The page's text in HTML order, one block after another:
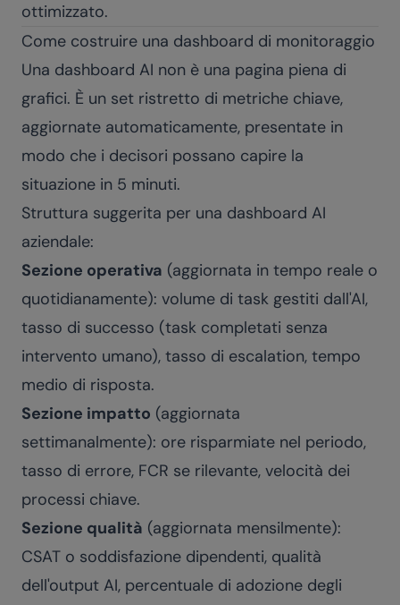
ottimizzato.
Come costruire una dashboard di monitoraggio
Una dashboard AI non è una pagina piena di
grafici. È un set ristretto di metriche chiave,
aggiornate automaticamente, presentate in
modo che i decisori possano capire la
situazione in 5 minuti.
Struttura suggerita per una dashboard AI
aziendale:
Sezione operativa (aggiornata in tempo reale o
quotidianamente): volume di task gestiti dall'AI,
tasso di successo (task completati senza
intervento umano), tasso di escalation, tempo
medio di risposta.
Sezione impatto (aggiornata
settimanalmente): ore risparmiate nel periodo,
tasso di errore, FCR se rilevante, velocità dei
processi chiave.
Sezione qualità (aggiornata mensilmente):
CSAT o soddisfazione dipendenti, qualità
dell'output AI, percentuale di adozione degli